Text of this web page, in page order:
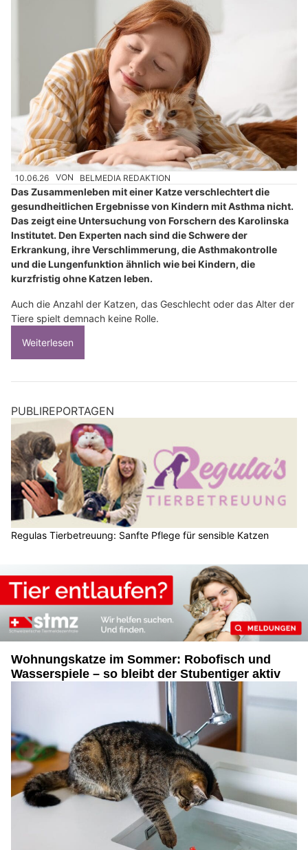
10.06.26 VON BELMEDIA REDAKTION
Das Zusammenleben mit einer Katze verschlechtert die
gesundheitlichen Ergebnisse von Kindern mit Asthma nicht.
Das zeigt eine Untersuchung von Forschern des Karolinska
Institutet. Den Experten nach sind die Schwere der
Erkrankung, ihre Verschlimmerung, die Asthmakontrolle
und die Lungenfunktion ähnlich wie bei Kindern, die
kurzfristig ohne Katzen leben.
Auch die Anzahl der Katzen, das Geschlecht oder das Alter der
Tiere spielt demnach keine Rolle.
Weiterlesen
PUBLIREPORTAGEN
Regulas Tierbetreuung: Sanfte Pflege für sensible Katzen
Wohnungskatze im Sommer: Robofisch und
Wasserspiele – so bleibt der Stubentiger aktiv